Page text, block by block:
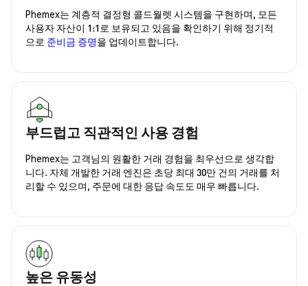
Phemex는 계층적 결정형 콜드월렛 시스템을 구현하며, 모든
사용자 자산이 1:1로 보유되고 있음을 확인하기 위해 정기적
으로 준비금 증명을 업데이트합니다.
부드럽고 직관적인 사용 경험
Phemex는 고객님의 원활한 거래 경험을 최우선으로 생각합
니다. 자체 개발한 거래 엔진은 초당 최대 30만 건의 거래를 처
리할 수 있으며, 주문에 대한 응답 속도도 매우 빠릅니다.
높은 유동성